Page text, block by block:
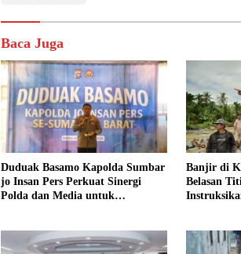
Baca Juga
Duduak Basamo Kapolda Sumbar
jo Insan Pers Perkuat Sinergi
Polda dan Media untuk
Banjir di
Belasan